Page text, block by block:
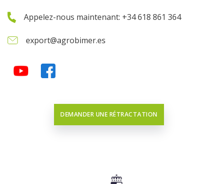
Appelez-nous maintenant: +34 618 861 364
export@agrobimer.es
DEMANDER UNE RÉTRACTATION